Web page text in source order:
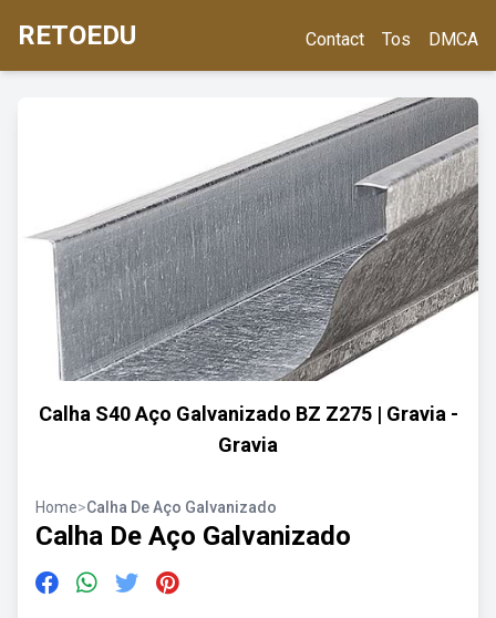
RETOEDU Contact Tos DMCA
Calha S40 Aço Galvanizado BZ Z275 | Gravia -
Gravia
Home>Calha De Aço Galvanizado
Calha De Aço Galvanizado